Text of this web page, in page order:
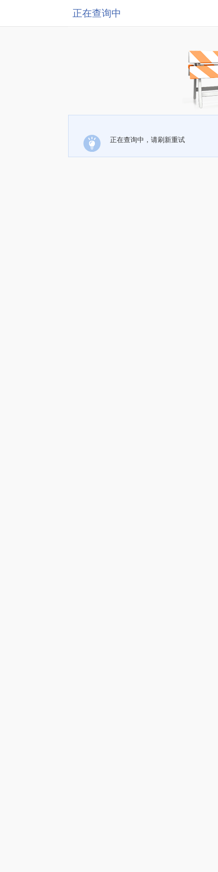
正在查询中
正在查询中，请刷新重试